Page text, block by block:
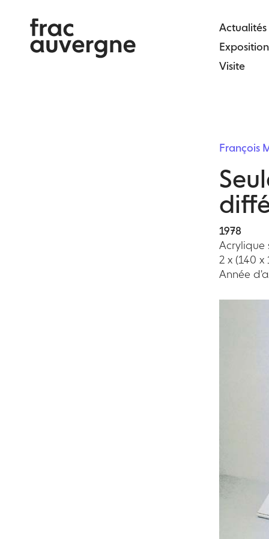
content
Actualités
Visite
François
1978
Acrylique
2 x (140 x
Année